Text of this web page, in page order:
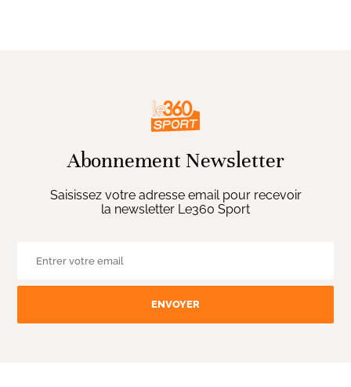
Abonnement Newsletter
Saisissez votre adresse email pour recevoir
la newsletter Le360 Sport
ENVOYER